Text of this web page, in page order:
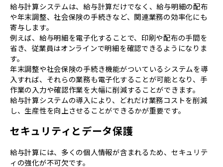
給与計算システムは、給与計算だけでなく、給与明細の配布
や年末調整、社会保険の手続きなど、関連業務の効率化にも
寄与します。
例えば、給与明細を電子化することで、印刷や配布の手間を
省き、従業員はオンラインで明細を確認できるようになりま
す。
年末調整や社会保険の手続き機能がついているシステムを導
入すれば、それらの業務も電子化することが可能となり、手
作業の入力や確認作業を大幅に削減することができます。
給与計算システムの導入により、どれだけ業務コストを削減
し、生産性を向上させることができるかが重要です。
セキュリティとデータ保護
給与計算には、多くの個人情報が含まれるため、セキュリテ
ィの強化が不可欠です。